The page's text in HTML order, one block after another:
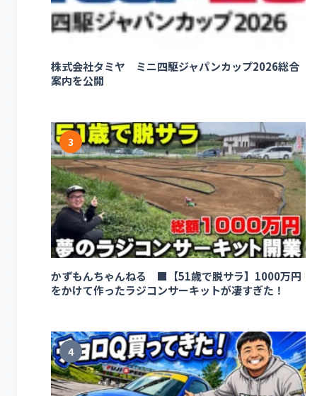
株式会社タミヤ ミニ四駆ジャパンカップ2026総合
案内を公開
3
かずもんちゃんねる ■【51歳で脱サラ】1000万円
をかけて作ったラジコンサーキットが凄すぎた！
4